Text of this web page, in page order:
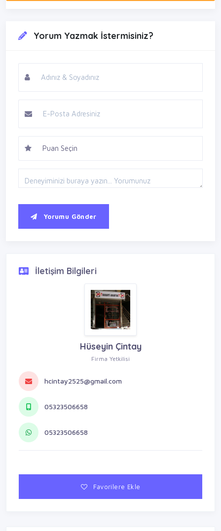
Yorum Yazmak İstermisiniz?
Yorumu Gönder
İletişim Bilgileri
Hüseyin Çintay
Firma Yetkilisi
hcintay2525@gmail.com
05323506658
05323506658
Favorilere Ekle